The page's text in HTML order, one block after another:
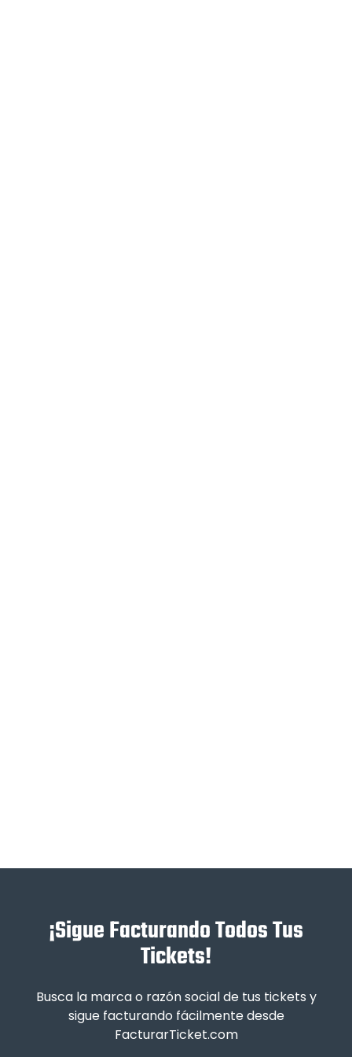
¡Sigue Facturando Todos Tus
Tickets!
Busca la marca o razón social de tus tickets y
sigue facturando fácilmente desde
FacturarTicket.com